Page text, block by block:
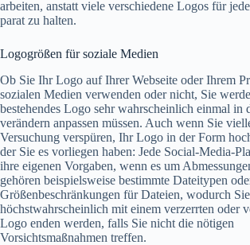
arbeiten, anstatt viele verschiedene Logos für
parat zu halten.
Logogrößen für soziale Medien
Ob Sie Ihr Logo auf Ihrer Webseite oder Ihrem
sozialen Medien verwenden oder nicht, Sie
bestehendes Logo sehr wahrscheinlich einmal in
verändern anpassen müssen. Auch wenn Sie
Versuchung verspüren, Ihr Logo in der Form
der Sie es vorliegen haben: Jede Social-Media-
ihre eigenen Vorgaben, wenn es um
gehören beispielsweise bestimmte Dateitypen
Größenbeschränkungen für Dateien, wodurch Sie
höchstwahrscheinlich mit einem verzerrten oder
Logo enden werden, falls Sie nicht die nötigen
Vorsichtsmaßnahmen treffen.